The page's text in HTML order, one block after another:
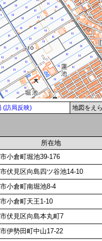
(訪局反映) 地図をえ
所在地
小倉町堀池39-176
伏見区向島四ツ谷池14-10
小倉町南堀池8-4
小倉町天王1-10
伏見区向島本丸町7
伊勢田町中山17-22